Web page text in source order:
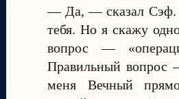
— Да, — сказал
тебя. Но я скажу
вопрос —
Правильный вопрос
меня Вечный